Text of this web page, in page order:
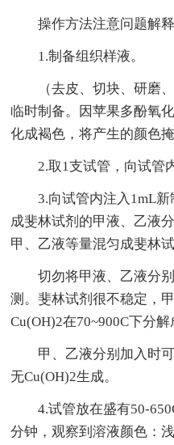
操作方法注意问题解释
1.制备组织样液。
（去皮、切块、研磨、
临时制备。因苹果多酚氧
化成褐色，将产生的颜色掩
2.取1支试管，向试管内
3.向试管内注入1mL新
成斐林试剂的甲液、乙液
甲、乙液等量混匀成斐林试
切勿将甲液、乙液分别
测。斐林试剂很不稳定，
Cu(OH)2在70~900C下分解
甲、乙液分别加入时可
无Cu(OH)2生成。
4.试管放在盛有50-
分钟，观察到溶液颜色：